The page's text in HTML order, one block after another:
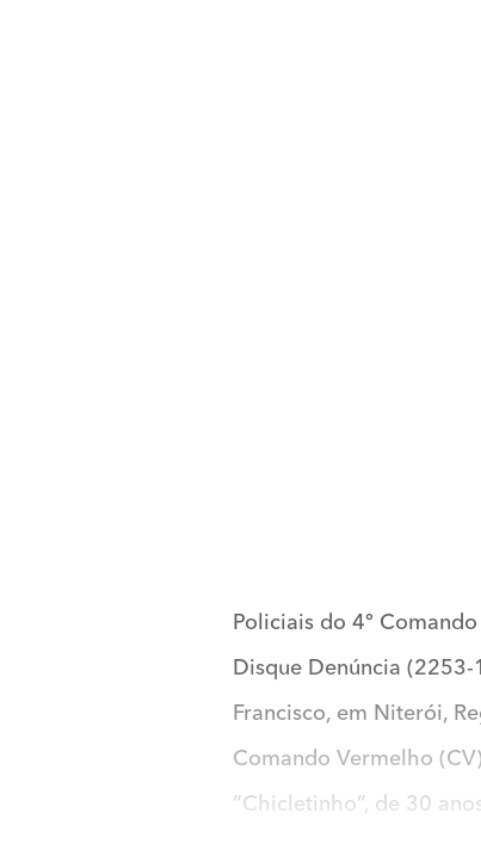
Policiais do 4º
Disque Denúncia
Francisco, em Niterói,
Comando Vermelho
“Chicletinho”, de 30